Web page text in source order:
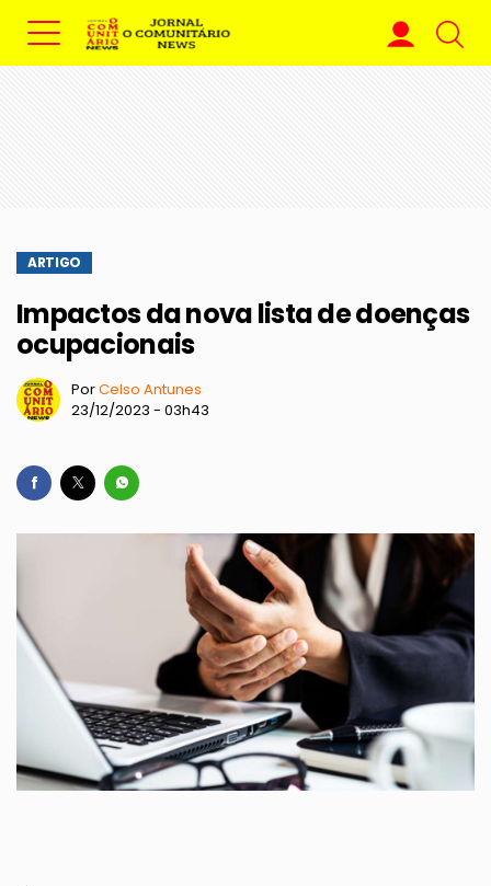
ARTIGO
Impactos da nova lista de doenças
ocupacionais
PorCelso Antunes
23/12/2023 - 03h43